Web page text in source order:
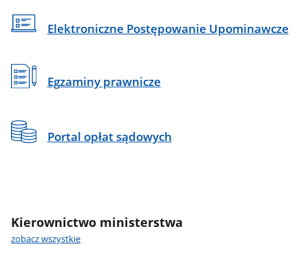
Elektroniczne Postępowanie Upominawcze
Egzaminy prawnicze
Portal opłat sądowych
Kierownictwo ministerstwa
zobacz wszystkie